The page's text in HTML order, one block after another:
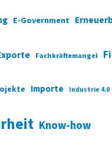
E-Government
Fachkräftemangel
Importe Industrie 4.0
Know-how